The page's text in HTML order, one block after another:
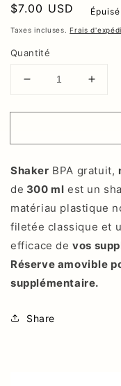
Prix
habituel
$7.00 USD Épuisé
Taxes incluses.Frais
Quantité
Réduire
quantité
Shaker
gratuit,
noir,
300
ml
avec
réserve
noir,
ml
avec
Shaker BPA gratuit,
de 300 ml est un
matériau plastique
filetée classique et
efficace devos
Réserve amovible
supplémentaire.
Share